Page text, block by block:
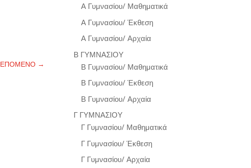
ΕΠΟΜΕΝΟ →
Α Γυμνασίου/ Μαθηματικά
Α Γυμνασίου/ Έκθεση
Α Γυμνασίου/ Αρχαία
Β ΓΥΜΝΑΣΙΟΥ
Β Γυμνασίου/ Μαθηματικά
Β Γυμνασίου/ Έκθεση
Β Γυμνασίου/ Αρχαία
Γ ΓΥΜΝΑΣΙΟΥ
Γ Γυμνασίου/ Μαθηματικά
Γ Γυμνασίου/ Έκθεση
Γ Γυμνασίου/ Αρχαία